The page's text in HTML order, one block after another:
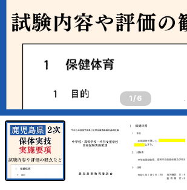
1 /6